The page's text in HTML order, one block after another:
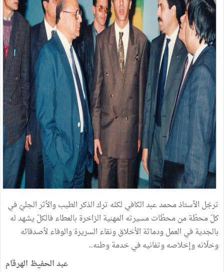
ترجّل الأستاذ محمد عبد الكافي لكنّه ترك الذكر الطيب والأثر الجليّ في
كلّ محطّة من محطّات مسيرته المهنية الزاخرة بالعطاء فالكلّ يشهد له
بالجدية في العمل ودماثة الأخلاق ونقاء السريرة والوفاء لأصدقائه
وخلّانه وإخلاصه وتفانيه في خدمة وطنه..
عبد الحفيظ الهرقام